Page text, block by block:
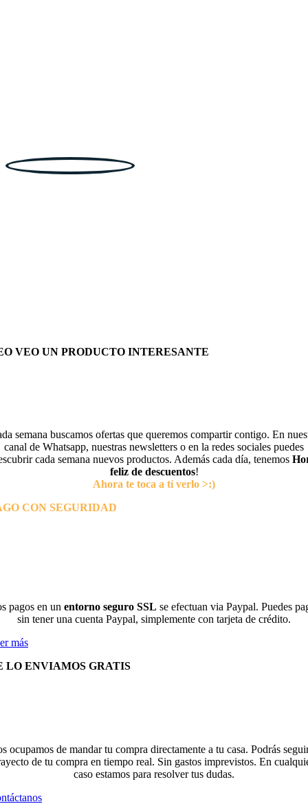
VEO UN PRODUCTO INTERESANTE
semana buscamos ofertas que queremos compartir contigo. En
canal de Whatsapp, nuestras newsletters o en la redes sociales puedes
cada semana nuevos productos. Además cada día, tenemos
feliz de descuentos!
Ahora te toca a tí verlo >:)
CON SEGURIDAD
pagos en un entorno seguro SSL se efectuan via Paypal. Puedes
sin tener una cuenta Paypal, simplemente con tarjeta de crédito.
más
LO ENVIAMOS GRATIS
ocupamos de mandar tu compra directamente a tu casa. Podrás
de tu compra en tiempo real. Sin gastos imprevistos. En
caso estamos para resolver tus dudas.